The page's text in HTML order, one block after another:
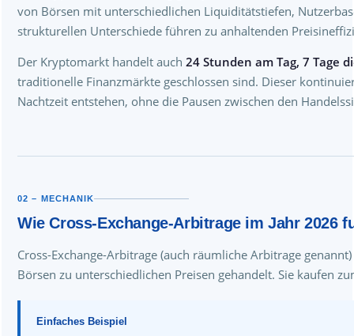
von Börsen mit unterschiedlichen Liquiditätstiefen,
strukturellen Unterschiede führen zu anhaltenden
Der Kryptomarkt handelt auch 24 Stunden am Tag, 7 Tage
traditionelle Finanzmärkte geschlossen sind. Dieser
Nachtzeit entstehen, ohne die Pausen zwischen den
02 – MECHANIK
Wie Cross-Exchange-Arbitrage im Jahr 2026
Cross-Exchange-Arbitrage (auch räumliche Arbitrage
Börsen zu unterschiedlichen Preisen gehandelt. Sie kaufen
Einfaches Beispiel